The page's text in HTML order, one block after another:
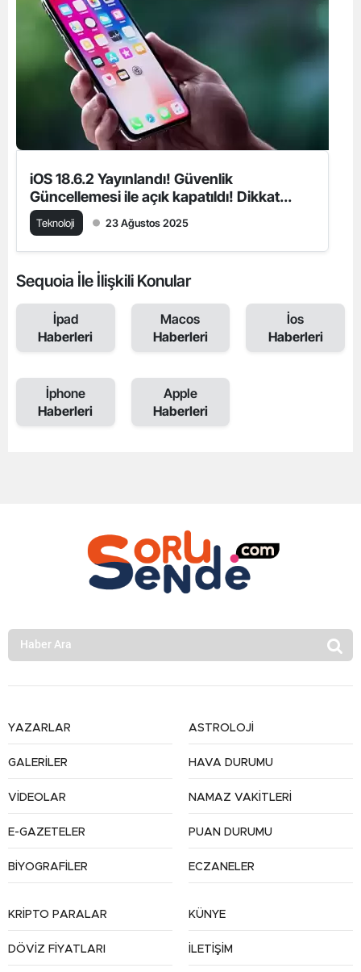
iOS 18.6.2 Yayınlandı! Güvenlik
Güncellemesi ile açık kapatıldı! Dikkat...
Teknoloji 23 Ağustos 2025
Sequoia İle İlişkili Konular
İpad
Haberleri
Macos
Haberleri
İos
Haberleri
İphone
Haberleri
Apple
Haberleri
YAZARLAR
GALERİLER
VİDEOLAR
E-GAZETELER
BİYOGRAFİLER
ASTROLOJİ
HAVA DURUMU
NAMAZ VAKİTLERİ
PUAN DURUMU
ECZANELER
KRİPTO PARALAR
DÖVİZ FİYATLARI
KÜNYE
İLETİŞİM